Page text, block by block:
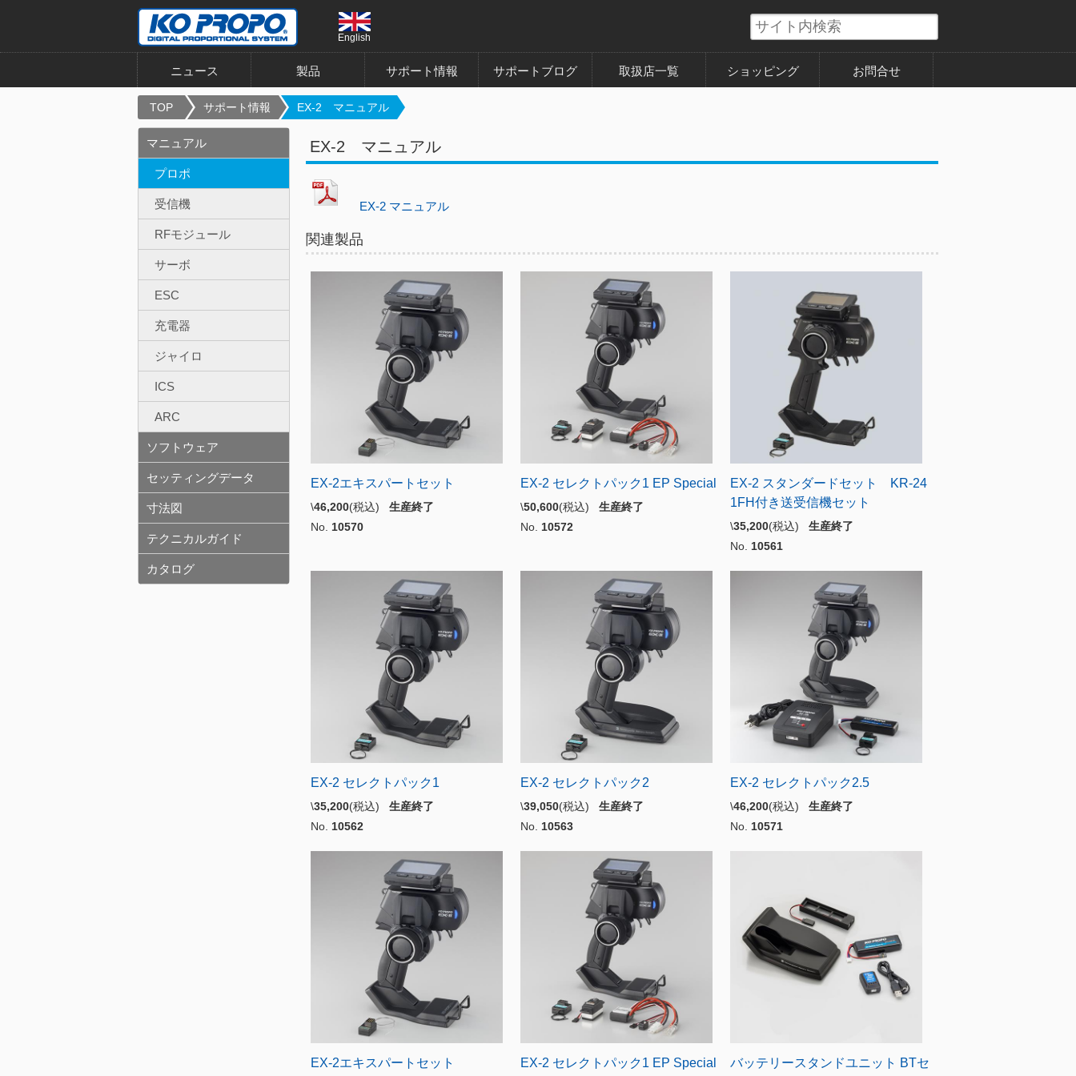
English
ニュース 製品 サポート情報 サポートブログ 取扱店一覧 ショッピング お問合せ
TOP サポート情報 EX-2 マニュアル
EX-2 マニュアル
EX-2 マニュアル
関連製品
EX-2エキスパートセット
\46,200(税込) 生産終了
No. 10570
EX-2 セレクトパック1 EP Special
\50,600(税込) 生産終了
No. 10572
EX-2 スタンダードセット KR-24
1FH付き送受信機セット
\35,200(税込) 生産終了
No. 10561
EX-2 セレクトパック1
\35,200(税込) 生産終了
No. 10562
EX-2 セレクトパック2
\39,050(税込) 生産終了
No. 10563
EX-2 セレクトパック2.5
\46,200(税込) 生産終了
No. 10571
EX-2エキスパートセット EX-2 セレクトパック1 EP Special
バッテリースタンドユニット BTセ
マニュアル
プロポ
受信機
RFモジュール
サーボ
ESC
充電器
ジャイロ
ICS
ARC
ソフトウェア
セッティングデータ
寸法図
テクニカルガイド
カタログ